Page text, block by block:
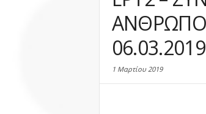
06.03.2019
1 Μαρτίου 2019